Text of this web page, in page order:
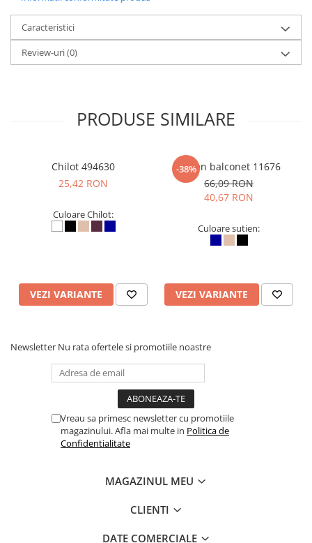
Caracteristici
Review-uri(0)
PRODUSE SIMILARE
Chilot 494630
25,42 RON
Culoare Chilot:
VEZI VARIANTE
-38%
Sutien balconet 11676
66,09 RON
40,67 RON
Culoare sutien:
VEZI VARIANTE
Newsletter Nu rata ofertele si promotiile noastre
Vreau sa primesc newsletter cu promotiile
magazinului. Afla mai multe in Politica de
Confidentialitate
MAGAZINUL MEU
CLIENTI
DATE COMERCIALE